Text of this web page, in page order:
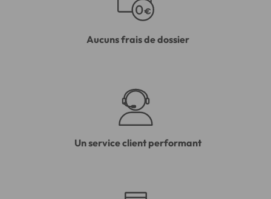
Aucuns frais de dossier
Un service client performant